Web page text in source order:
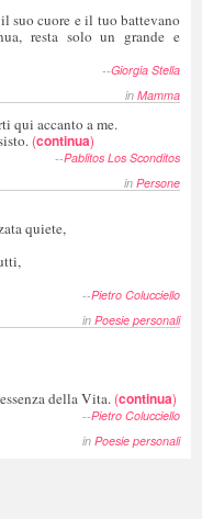
suo cuore e il tuo battevano
resta solo un grande e
--Giorgia Stella
in Mamma
qui accanto a me.
(continua)
--Pablitos Los Sconditos
in Persone
quiete,
--Pietro Colucciello
in Poesie personali
della Vita. (continua)
--Pietro Colucciello
in Poesie personali